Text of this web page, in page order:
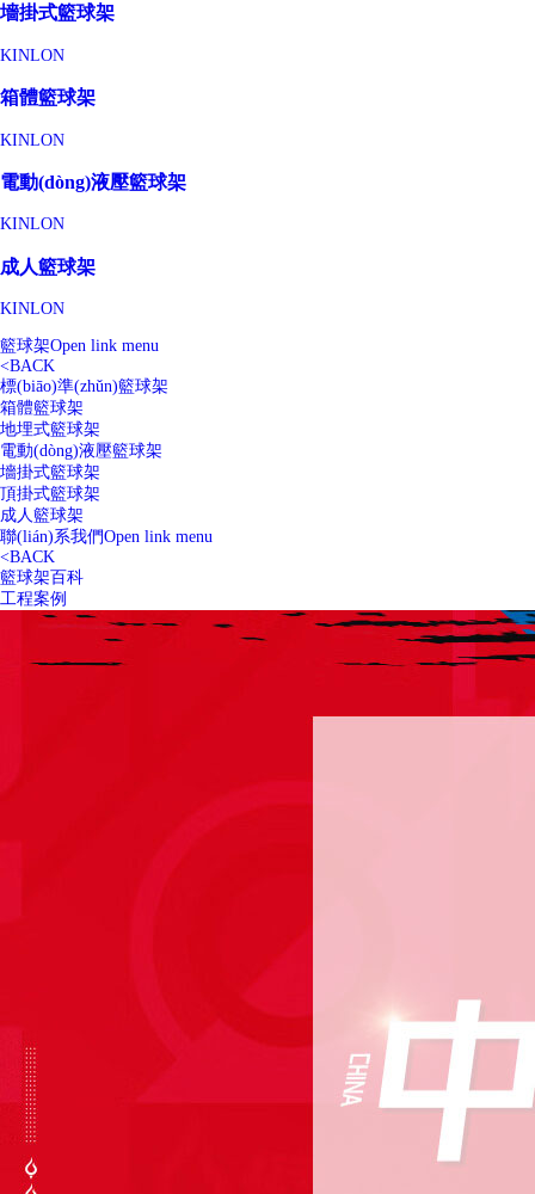
墻掛式籃球架
KINLON
箱體籃球架
KINLON
電動(dòng)液壓籃球架
KINLON
成人籃球架
KINLON
籃球架Open link menu
<BACK
標(biāo)準(zhǔn)籃球架
箱體籃球架
地埋式籃球架
電動(dòng)液壓籃球架
墻掛式籃球架
頂掛式籃球架
成人籃球架
聯(lián)系我們Open link menu
<BACK
籃球架百科
工程案例